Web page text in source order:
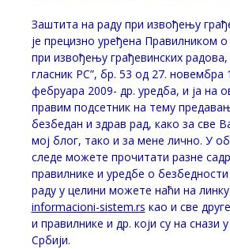
Заштита на раду при извођењу
је прецизно уређена Правилником
при извођењу грађевинских
гласник РС”, бр. 53 од 27. новембра
фебруара 2009- др. уредба, и ја на
правим подсетник на тему
безбедан и здрав рад, како за све
мој блог, тако и за мене лично. У
следе можете прочитати разне
правилнике и уредбе о
раду у целини можете наћи на линку
informacioni-sistem.rs као и све
и правилнике и др. који су на снази
Србији.